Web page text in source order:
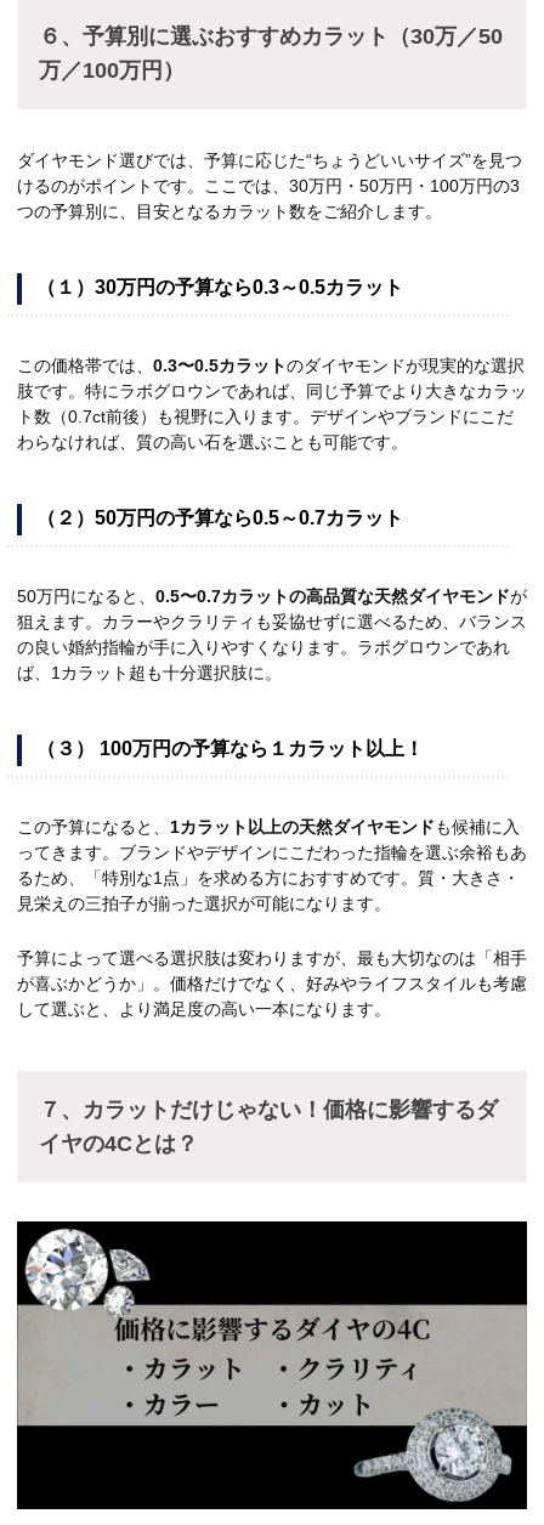
６、予算別に選ぶおすすめカラット（30万／50
万／100万円）
ダイヤモンド選びでは、予算に応じた“ちょうどいいサイズ”を見つ
けるのがポイントです。ここでは、30万円・50万円・100万円の3
つの予算別に、目安となるカラット数をご紹介します。
（１）30万円の予算なら0.3～0.5カラット
この価格帯では、 0.3〜0.5カラットのダイヤモンドが現実的な選択
肢です。特にラボグロウンであれば、同じ予算でより大きなカラッ
ト数（0.7ct前後）も視野に入ります。デザインやブランドにこだ
わらなければ、質の高い石を選ぶことも可能です。
（２）50万円の予算なら0.5～0.7カラット
50万円になると、 0.5〜0.7カラットの高品質な天然ダイヤモンドが
狙えます。カラーやクラリティも妥協せずに選べるため、バランス
の良い婚約指輪が手に入りやすくなります。ラボグロウンであれ
ば、1カラット超も十分選択肢に。
（３） 100万円の予算なら１カラット以上！
この予算になると、 1カラット以上の天然ダイヤモンドも候補に入
ってきます。ブランドやデザインにこだわった指輪を選ぶ余裕もあ
るため、「特別な1点」を求める方におすすめです。質・大きさ・
見栄えの三拍子が揃った選択が可能になります。
予算によって選べる選択肢は変わりますが、最も大切なのは「相手
が喜ぶかどうか」。価格だけでなく、好みやライフスタイルも考慮
して選ぶと、より満足度の高い一本になります。
７、カラットだけじゃない！価格に影響するダ
イヤの4Cとは？